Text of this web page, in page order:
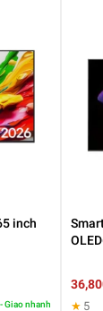
inch
Giao nhanh ★ 5